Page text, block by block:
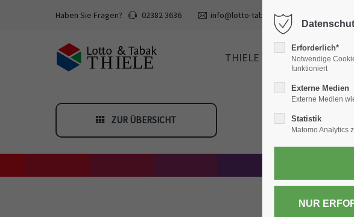
Haben Sie Fragen? 02382 3636 info@lotto-tabak-thiele.de
THIELE TABAK
ZUR ÜBERSICHT
Erforderlich*
Notwendige
funktioniert
Externe Medien
Externe Medien
Statistik
Matomo Analytics